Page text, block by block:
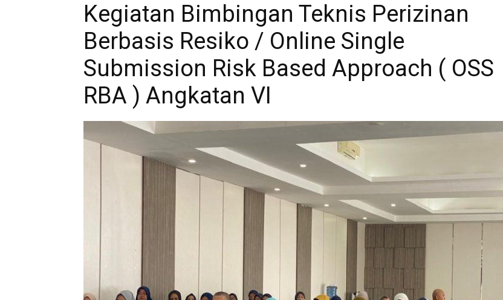
Kegiatan Bimbingan Teknis Perizinan
Berbasis Resiko / Online Single
Submission Risk Based Approach ( OSS
RBA ) Angkatan VI